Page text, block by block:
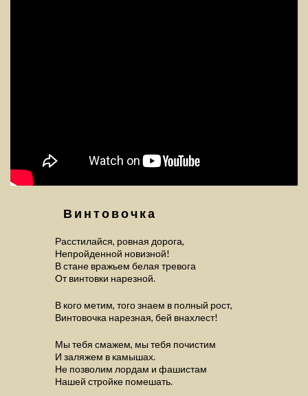
Винтовочка
Расстилайся, ровная дорога,
Непройденной новизной!
В стане вражьем белая тревога
От винтовки нарезной.
В кого метим, того знаем в полный рост,
Винтовочка нарезная, бей внахлест!
Мы тебя смажем, мы тебя почистим
И заляжем в камышах.
Не позволим лордам и фашистам
Нашей стройке помешать.